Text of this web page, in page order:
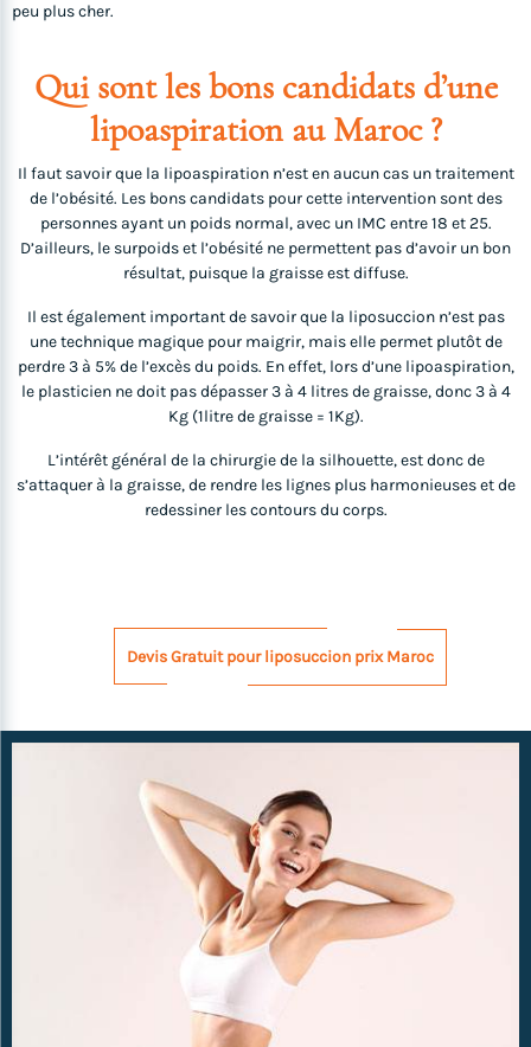
peu plus cher.
Qui sont les bons candidats d’une
lipoaspiration au Maroc ?
Il faut savoir que la lipoaspiration n’est en aucun cas un traitement
de l’obésité. Les bons candidats pour cette intervention sont des
personnes ayant un poids normal, avec un IMC entre 18 et 25.
D’ailleurs, le surpoids et l’obésité ne permettent pas d’avoir un bon
résultat, puisque la graisse est diffuse.
Il est également important de savoir que la liposuccion n’est pas
une technique magique pour maigrir, mais elle permet plutôt de
perdre 3 à 5% de l’excès du poids. En effet, lors d’une lipoaspiration,
le plasticien ne doit pas dépasser 3 à 4 litres de graisse, donc 3 à 4
Kg (1litre de graisse = 1Kg).
L’intérêt général de la chirurgie de la silhouette, est donc de
s’attaquer à la graisse, de rendre les lignes plus harmonieuses et de
redessiner les contours du corps.
Devis Gratuit pour liposuccion prix Maroc